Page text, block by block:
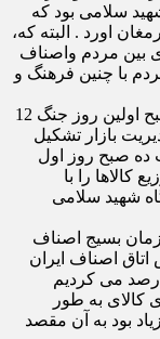
سلامی بود که
اورد . البته که،
در همکاری بین مردم واصناف
با چنین فرهنگ و
رییس اتاق اصناف شیراز می گوید: از همان صبح اولین روز جنگ 12
بازار تشکیل
ده صبح روز اول
کالاها را با
شهید سلامی
بسیج اصناف
اصناف ایران
روزه بازار را رصد می کردیم
به طور
بود به آن مقصد